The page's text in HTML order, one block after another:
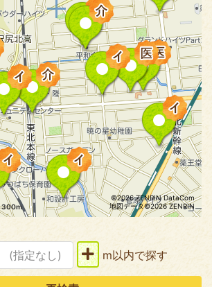
300m
©2026 ZENRIN DataCom
地図データ©2026 ZENRIN
m以内で探す